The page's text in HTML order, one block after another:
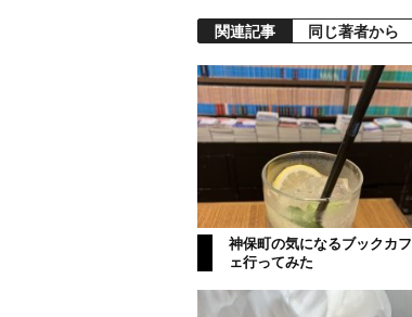
関連記事 同じ著者から
神保町の気になるブックカフ
ェ行ってみた